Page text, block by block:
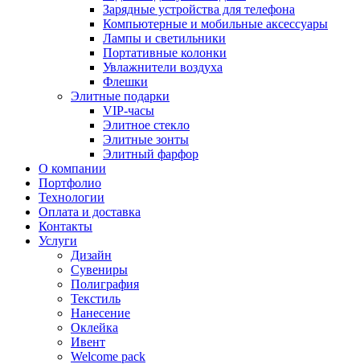
Зарядные устройства для телефона
Компьютерные и мобильные аксессуары
Лампы и светильники
Портативные колонки
Увлажнители воздуха
Флешки
Элитные подарки
VIP-часы
Элитное стекло
Элитные зонты
Элитный фарфор
О компании
Портфолио
Технологии
Оплата и доставка
Контакты
Услуги
Дизайн
Сувениры
Полиграфия
Текстиль
Нанесение
Оклейка
Ивент
Welcome pack